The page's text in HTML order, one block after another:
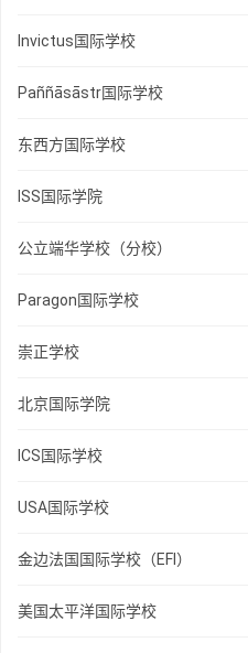
Invictus国际学校
Paññāsāstr国际学校
东西方国际学校
ISS国际学院
公立端华学校（分校）
Paragon国际学校
崇正学校
北京国际学院
ICS国际学校
USA国际学校
金边法国国际学校（EFI）
美国太平洋国际学校